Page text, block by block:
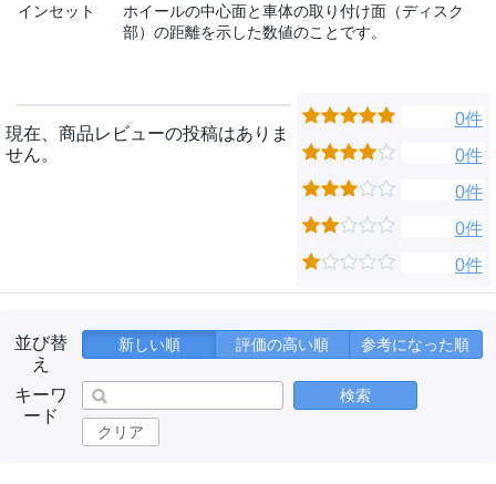
インセット
ホイールの中心面と車体の取り付け面（ディスク
部）の距離を示した数値のことです。
現在、商品レビューの投稿はありま
せん。
0件
0件
0件
0件
0件
並び替
え
新しい順 評価の高い順 参考になった順
キーワ
ード
検索
クリア